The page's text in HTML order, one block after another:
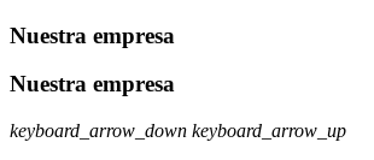
Nuestra empresa
Nuestra empresa
keyboard_arrow_down keyboard_arrow_up